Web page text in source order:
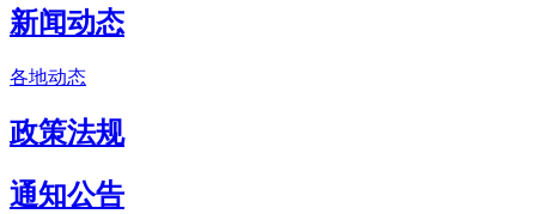
新闻动态
各地动态
政策法规
通知公告